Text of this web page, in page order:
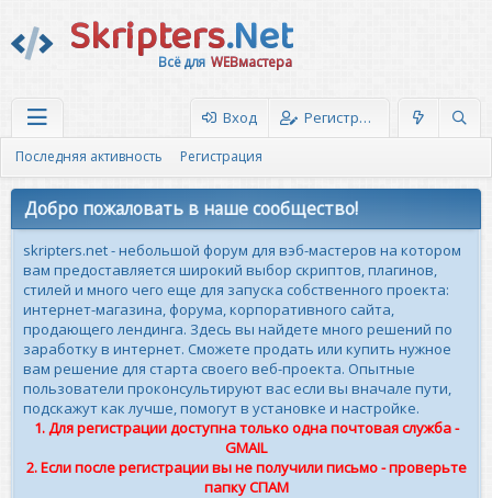
Skripters.Net
Всё для WEBмастера
Вход Регистрация
Последняя активность Регистрация
Добро пожаловать в наше сообщество!
skripters.net - небольшой форум для вэб-мастеров на котором
вам предоставляется широкий выбор скриптов, плагинов,
стилей и много чего еще для запуска собственного проекта:
интернет-магазина, форума, корпоративного сайта,
продающего лендинга. Здесь вы найдете много решений по
заработку в интернет. Сможете продать или купить нужное
вам решение для старта своего веб-проекта. Опытные
пользователи проконсультируют вас если вы вначале пути,
подскажут как лучше, помогут в установке и настройке.
1. Для регистрации доступна только одна почтовая служба -
GMAIL
2. Если после регистрации вы не получили письмо - проверьте
папку СПАМ